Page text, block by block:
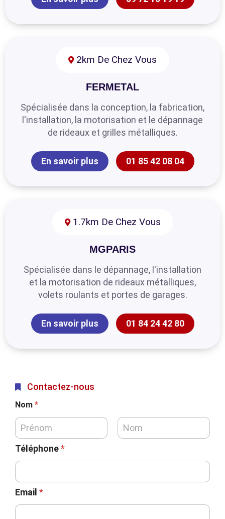
2km De Chez Vous
FERMETAL
Spécialisée dans la conception, la fabrication,
l'installation, la motorisation et le dépannage
de rideaux et grilles métalliques.
En savoir plus 01 85 42 08 04
1.7km De Chez Vous
MGPARIS
Spécialisée dans le dépannage, l'installation
et la motorisation de rideaux métalliques,
volets roulants et portes de garages.
En savoir plus 01 84 24 42 80
Contactez-nous
Nom *
Téléphone*
Email *